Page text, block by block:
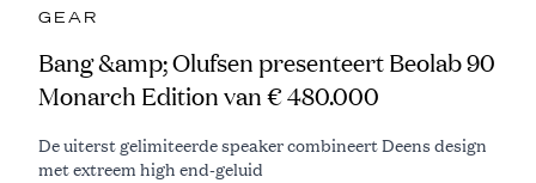
GEAR
Bang &amp; Olufsen presenteert Beolab 90
Monarch Edition van € 480.000
De uiterst gelimiteerde speaker combineert Deens design
met extreem high end-geluid